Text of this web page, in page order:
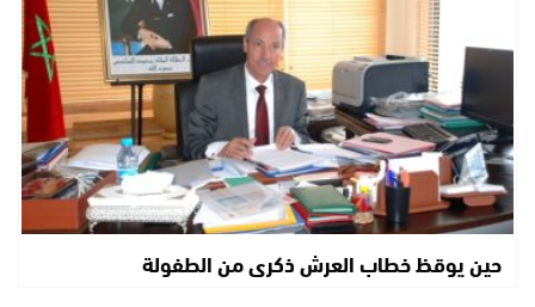
حين يوقظ خطاب العرش ذكرى من الطفولة